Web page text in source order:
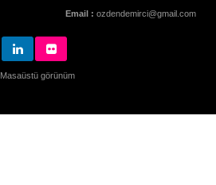
Email : ozdendemirci@gmail.com
Masaüstü görünüm